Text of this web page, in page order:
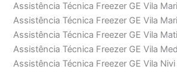
Assistência Técnica Freezer GE Vila
Assistência Técnica Freezer GE Vila
Assistência Técnica Freezer GE Vila
Assistência Técnica Freezer GE Vila
Assistência Técnica Freezer GE Vila Nivi